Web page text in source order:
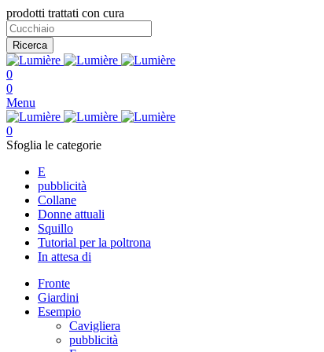
prodotti trattati con cura
Ricerca
0
0
Menu
0
Sfoglia le categorie
E
pubblicità
Collane
Donne attuali
Squillo
Tutorial per la poltrona
In attesa di
Fronte
Giardini
Esempio
Cavigliera
pubblicità